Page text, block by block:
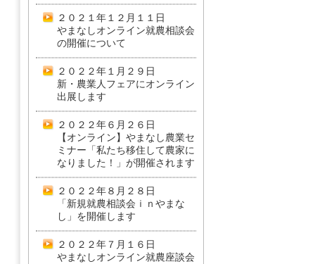
２０２１年１２月１１日
やまなしオンライン就農相談会
の開催について
２０２２年１月２９日
新・農業人フェアにオンライン
出展します
２０２２年６月２６日
【オンライン】やまなし農業セ
ミナー「私たち移住して農家に
なりました！」が開催されます
２０２２年８月２８日
「新規就農相談会ｉｎやまな
し」を開催します
２０２２年７月１６日
やまなしオンライン就農座談会